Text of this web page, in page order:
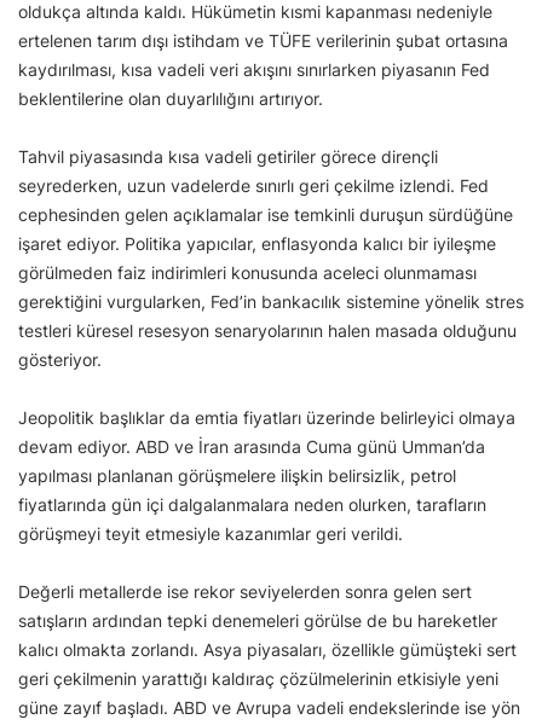
oldukça altında kaldı. Hükümetin kısmi kapanması nedeniyle
ertelenen tarım dışı istihdam ve TÜFE verilerinin şubat ortasına
kaydırılması, kısa vadeli veri akışını sınırlarken piyasanın Fed
beklentilerine olan duyarlılığını artırıyor.
Tahvil piyasasında kısa vadeli getiriler görece dirençli
seyrederken, uzun vadelerde sınırlı geri çekilme izlendi. Fed
cephesinden gelen açıklamalar ise temkinli duruşun sürdüğüne
işaret ediyor. Politika yapıcılar, enflasyonda kalıcı bir iyileşme
görülmeden faiz indirimleri konusunda aceleci olunmaması
gerektiğini vurgularken, Fed’in bankacılık sistemine yönelik stres
testleri küresel resesyon senaryolarının halen masada olduğunu
gösteriyor.
Jeopolitik başlıklar da emtia fiyatları üzerinde belirleyici olmaya
devam ediyor. ABD ve İran arasında Cuma günü Umman’da
yapılması planlanan görüşmelere ilişkin belirsizlik, petrol
fiyatlarında gün içi dalgalanmalara neden olurken, tarafların
görüşmeyi teyit etmesiyle kazanımlar geri verildi.
Değerli metallerde ise rekor seviyelerden sonra gelen sert
satışların ardından tepki denemeleri görülse de bu hareketler
kalıcı olmakta zorlandı. Asya piyasaları, özellikle gümüşteki sert
geri çekilmenin yarattığı kaldıraç çözülmelerinin etkisiyle yeni
güne zayıf başladı. ABD ve Avrupa vadeli endekslerinde ise yön